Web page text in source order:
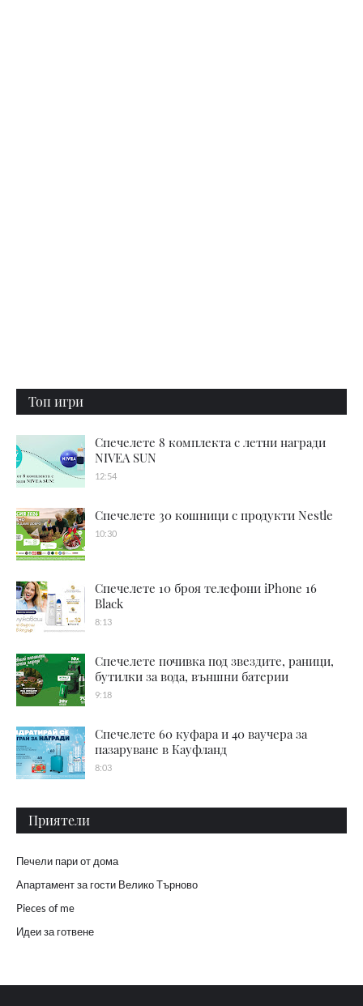
Топ игри
Спечелете 8 комплекта с летни награди
NIVEA SUN
12:54
Спечелете 30 кошници с продукти Nestle
10:30
Спечелете 10 броя телефони iPhone 16
Black
8:13
Спечелете почивка под звездите, раници,
бутилки за вода, външни батерии
9:18
Спечелете 60 куфара и 40 ваучера за
пазаруване в Кауфланд
8:03
Приятели
Печели пари от дома
Апартамент за гости Велико Търново
Pieces of me
Идеи за готвене